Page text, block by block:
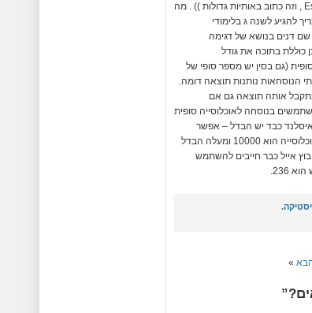
היא Estimating a Proportion for a Large Population , וזה כתוב באותיות גדולות )) . מה
להגיע לשנה ג בלימודי
דנים בנושא של דגימה
כוללת בתוכה את גודל
(גם בסין יש מספר סופי של
הנוסחאות נותנות תוצאה דומה.
תתקבל אותה תוצאה גם אם
בנוסחה לאוכלוסייה סופית
כבד יש הבדל – אפשר
להקטין שם את גודל המדגם ב-1. למעשה אם גודל האוכלוסייה הוא 10000 ומעלה הבדל
אייל כבר חייבים להשתמש
236.
.
»